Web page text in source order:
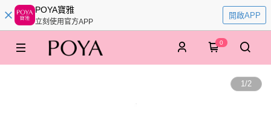
POYA寶雅
立刻使用官方APP
開啟APP
0
1/2